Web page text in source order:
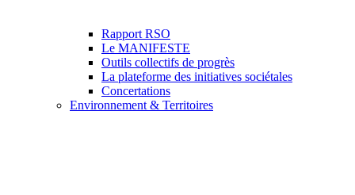
Rapport RSO
Le MANIFESTE
Outils collectifs de progrès
La plateforme des initiatives sociétales
Concertations
Environnement & Territoires